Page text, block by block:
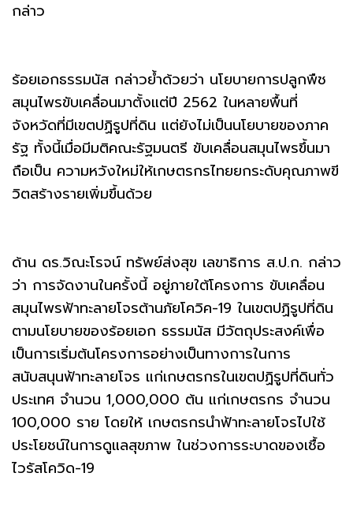
กล่าว
ร้อยเอกธรรมนัส กล่าวย้ำด้วยว่า นโยบายการปลูกพืช
สมุนไพรขับเคลื่อนมาตั้งแต่ปี 2562 ในหลายพื้นที่
จังหวัดที่มีเขตปฏิรูปที่ดิน แต่ยังไม่เป็นนโยบายของภาค
รัฐ ทั้งนี้เมื่อมีมติคณะรัฐมนตรี ขับเคลื่อนสมุนไพรขึ้นมา
ถือเป็น ความหวังใหม่ให้เกษตรกรไทยยกระดับคุณภาพขี
วิตสร้างรายเพิ่มขึ้นด้วย
ด้าน ดร.วิณะโรจน์ ทรัพย์ส่งสุข เลขาธิการ ส.ป.ก. กล่าว
ว่า การจัดงานในครั้งนี้ อยู่ภายใต้โครงการ ขับเคลื่อน
สมุนไพรฟ้าทะลายโจรต้านภัยโควิค-19 ในเขตปฏิรูปที่ดิน
ตามนโยบายของร้อยเอก ธรรมนัส มีวัตถุประสงค์เพื่อ
เป็นการเริ่มต้นโครงการอย่างเป็นทางการในการ
สนับสนุนฟ้าทะลายโจร แก่เกษตรกรในเขตปฏิรูปที่ดินทั่ว
ประเทศ จำนวน 1,000,000 ต้น แก่เกษตรกร จำนวน
100,000 ราย โดยให้ เกษตรกรนำฟ้าทะลายโจรไปใช้
ประโยชน์ในการดูแลสุขภาพ ในช่วงการระบาดของเชื้อ
ไวรัสโควิด-19